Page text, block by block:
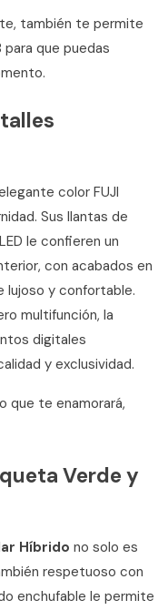
también te permite
que puedas
color FUJI
Sus llantas de
le confieren un
con acabados en
lujoso y confortable.
multifunción, la
digitales
y exclusividad.
que te enamorará,
Verde y
Híbrido no solo es
respetuoso con
enchufable le permite